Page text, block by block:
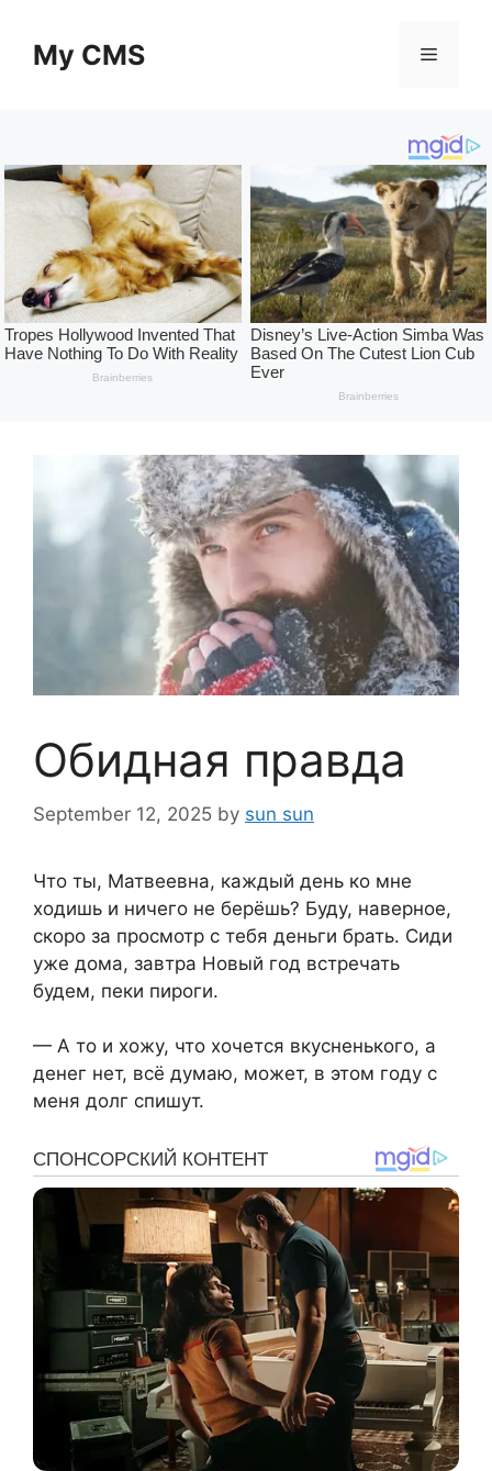
contentMy CMS Menu
Обидная правда
September 12, 2025 by sun sun
Что ты, Матвеевна, каждый день ко мне
ходишь и ничего не берёшь? Буду, наверное,
скоро за просмотр с тебя деньги брать. Сиди
уже дома, завтра Новый год встречать
будем, пеки пироги.
— А то и хожу, что хочется вкусненького, а
денег нет, всё думаю, может, в этом году с
меня долг спишут.